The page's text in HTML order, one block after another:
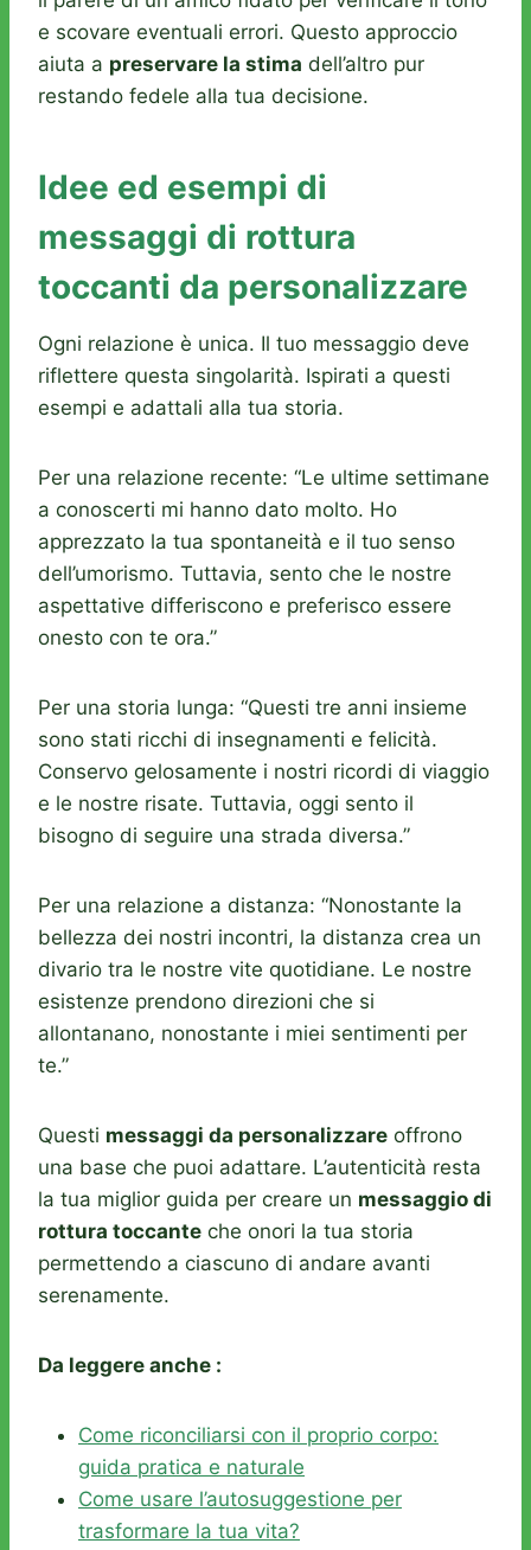
e scovare eventuali errori. Questo approccio
aiuta a preservare la stima dell’altro pur
restando fedele alla tua decisione.
Idee ed esempi di
messaggi di rottura
toccanti da personalizzare
Ogni relazione è unica. Il tuo messaggio deve
riflettere questa singolarità. Ispirati a questi
esempi e adattali alla tua storia.
Per una relazione recente: “Le ultime settimane
a conoscerti mi hanno dato molto. Ho
apprezzato la tua spontaneità e il tuo senso
dell’umorismo. Tuttavia, sento che le nostre
aspettative differiscono e preferisco essere
onesto con te ora.”
Per una storia lunga: “Questi tre anni insieme
sono stati ricchi di insegnamenti e felicità.
Conservo gelosamente i nostri ricordi di viaggio
e le nostre risate. Tuttavia, oggi sento il
bisogno di seguire una strada diversa.”
Per una relazione a distanza: “Nonostante la
bellezza dei nostri incontri, la distanza crea un
divario tra le nostre vite quotidiane. Le nostre
esistenze prendono direzioni che si
allontanano, nonostante i miei sentimenti per
te.”
Questi messaggi da personalizzare offrono
una base che puoi adattare. L’autenticità resta
la tua miglior guida per creare un messaggio di
rottura toccante che onori la tua storia
permettendo a ciascuno di andare avanti
serenamente.
Da leggere anche :
Come riconciliarsi con il proprio corpo:
guida pratica e naturale
Come usare l’autosuggestione per
trasformare la tua vita?